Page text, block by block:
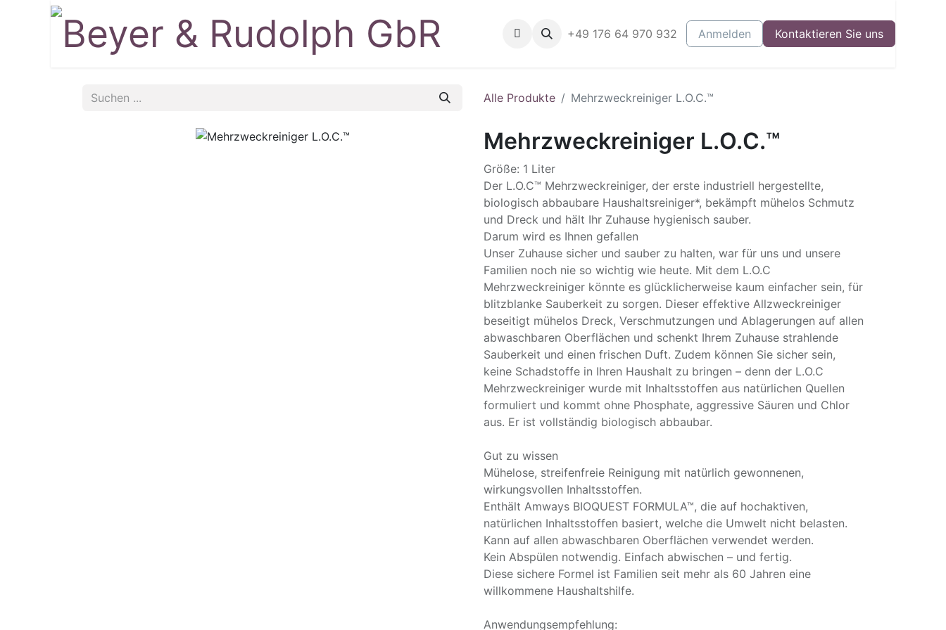
Shop Geräte Blog Events Starte Dein Business
+49 176 64 970 932 Anmelden Kontaktieren Sie uns
Alle Produkte Mehrzweckreiniger L.O.C.™
Mehrzweckreiniger L.O.C.™
Größe: 1 Liter
Der L.O.C™ Mehrzweckreiniger, der erste industriell hergestellte,
biologisch abbaubare Haushaltsreiniger*, bekämpft mühelos Schmutz
und Dreck und hält Ihr Zuhause hygienisch sauber.
Darum wird es Ihnen gefallen
Unser Zuhause sicher und sauber zu halten, war für uns und unsere
Familien noch nie so wichtig wie heute. Mit dem L.O.C
Mehrzweckreiniger könnte es glücklicherweise kaum einfacher sein, für
blitzblanke Sauberkeit zu sorgen. Dieser effektive Allzweckreiniger
beseitigt mühelos Dreck, Verschmutzungen und Ablagerungen auf allen
abwaschbaren Oberflächen und schenkt Ihrem Zuhause strahlende
Sauberkeit und einen frischen Duft. Zudem können Sie sicher sein,
keine Schadstoffe in Ihren Haushalt zu bringen – denn der L.O.C
Mehrzweckreiniger wurde mit Inhaltsstoffen aus natürlichen Quellen
formuliert und kommt ohne Phosphate, aggressive Säuren und Chlor
aus. Er ist vollständig biologisch abbaubar.
Gut zu wissen
Mühelose, streifenfreie Reinigung mit natürlich gewonnenen,
wirkungsvollen Inhaltsstoffen.
Enthält Amways BIOQUEST FORMULA™, die auf hochaktiven,
natürlichen Inhaltsstoffen basiert, welche die Umwelt nicht belasten.
Kann auf allen abwaschbaren Oberflächen verwendet werden.
Kein Abspülen notwendig. Einfach abwischen – und fertig.
Diese sichere Formel ist Familien seit mehr als 60 Jahren eine
willkommene Haushaltshilfe.
Anwendungsempfehlung: